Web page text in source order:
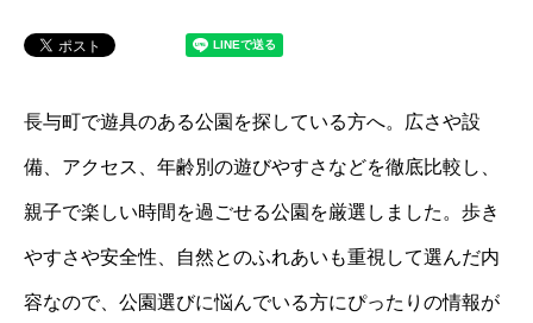
長与町で遊具のある公園を探している方へ。広さや設
備、アクセス、年齢別の遊びやすさなどを徹底比較し、
親子で楽しい時間を過ごせる公園を厳選しました。歩き
やすさや安全性、自然とのふれあいも重視して選んだ内
容なので、公園選びに悩んでいる方にぴったりの情報が